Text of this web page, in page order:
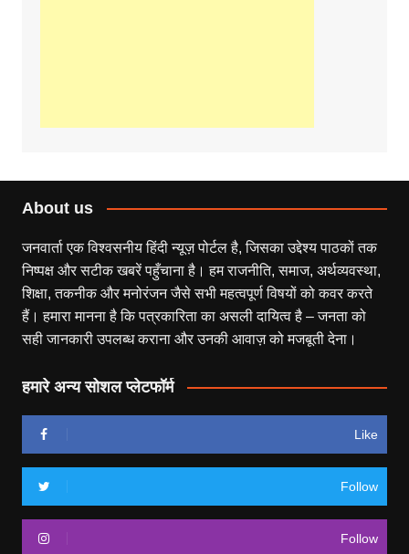
About us
जनवार्ता एक विश्वसनीय हिंदी न्यूज़ पोर्टल है, जिसका उद्देश्य पाठकों तक
निष्पक्ष और सटीक खबरें पहुँचाना है। हम राजनीति, समाज, अर्थव्यवस्था,
शिक्षा, तकनीक और मनोरंजन जैसे सभी महत्वपूर्ण विषयों को कवर करते
हैं। हमारा मानना है कि पत्रकारिता का असली दायित्व है – जनता को
सही जानकारी उपलब्ध कराना और उनकी आवाज़ को मजबूती देना।
हमारे अन्य सोशल प्लेटफॉर्म
Like
Follow
Follow